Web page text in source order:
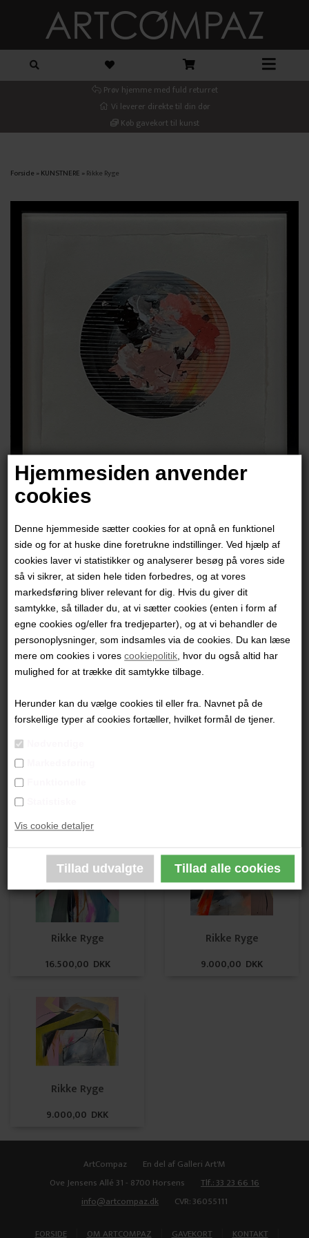
Hjemmesiden anvender
cookies
Denne hjemmeside sætter cookies for at opnå en funktionel
side og for at huske dine foretrukne indstillinger. Ved hjælp af
cookies laver vi statistikker og analyserer besøg på vores side
så vi sikrer, at siden hele tiden forbedres, og at vores
markedsføring bliver relevant for dig. Hvis du giver dit
samtykke, så tillader du, at vi sætter cookies (enten i form af
egne cookies og/eller fra tredjeparter), og at vi behandler de
personoplysninger, som indsamles via de cookies. Du kan læse
mere om cookies i vorescookiepolitik , hvor du også altid har
mulighed for at trække dit samtykke tilbage.
Herunder kan du vælge cookies til eller fra. Navnet på de
forskellige typer af cookies fortæller, hvilket formål de tjener.
Vis cookie detaljer
Prøv hjemme med fuld returret
Vi leverer direkte til din dør
Køb gavekort til kunst
Forside »KUNSTNERE »Rikke Ryge
Rikke Ryge
2.800,00DKK
"Uden Titel"
40x40 cm.
Sort glasramme
PRODUKTBESKRIVELSE
PRODUKTINFORMATION
Andre værker af kunstneren:
Rikke Ryge
16.500,00 DKK
Rikke Ryge
9.000,00 DKK
Rikke Ryge
9.000,00 DKK
ArtCompaz
En del af Galleri Art'M
Ove Jensens Allé 31 - 8700 Horsens
Tlf.: 33 23 66 16
info@artcompaz.dk
CVR: 36055111
FORSIDE OM ARTCOMPAZ GAVEKORT KONTAKT